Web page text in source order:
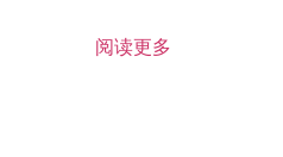
阅读更多